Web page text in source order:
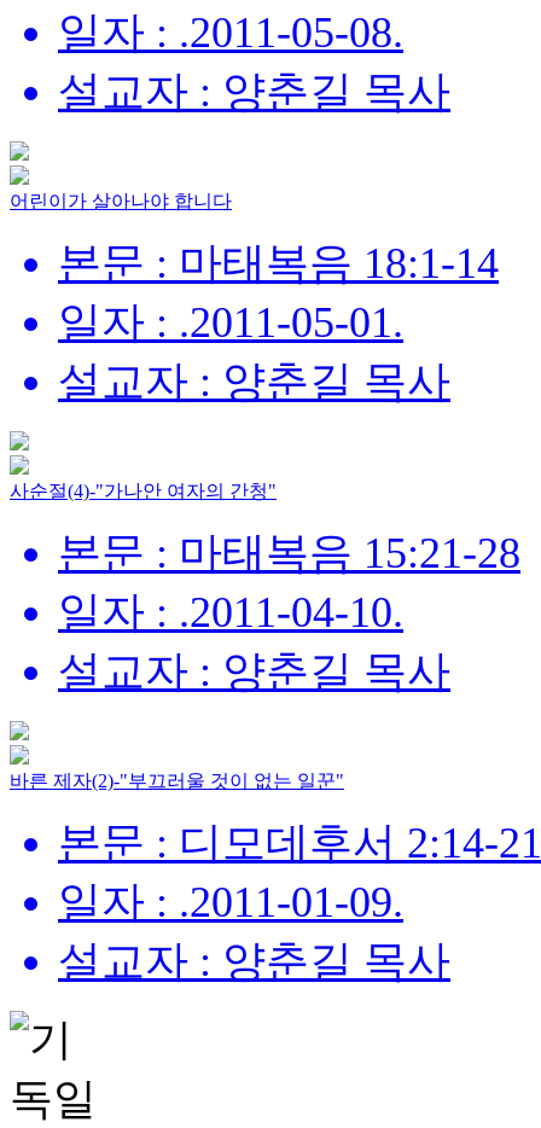
일자 : .2011-05-08.
설교자 : 양춘길 목사
어린이가 살아나야 합니다
본문 : 마태복음 18:1-14
일자 : .2011-05-01.
설교자 : 양춘길 목사
사순절(4)-"가나안 여자의 간청"
본문 : 마태복음 15:21-28
일자 : .2011-04-10.
설교자 : 양춘길 목사
바른 제자(2)-"부끄러울 것이 없는 일꾼"
본문 : 디모데후서 2:14-21
일자 : .2011-01-09.
설교자 : 양춘길 목사